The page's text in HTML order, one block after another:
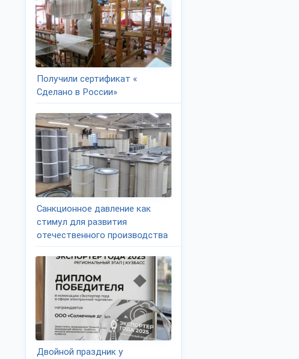
Получили сертификат «
Сделано в России»
Санкционное давление как
стимул для развития
отечественного производства
Двойной праздник у